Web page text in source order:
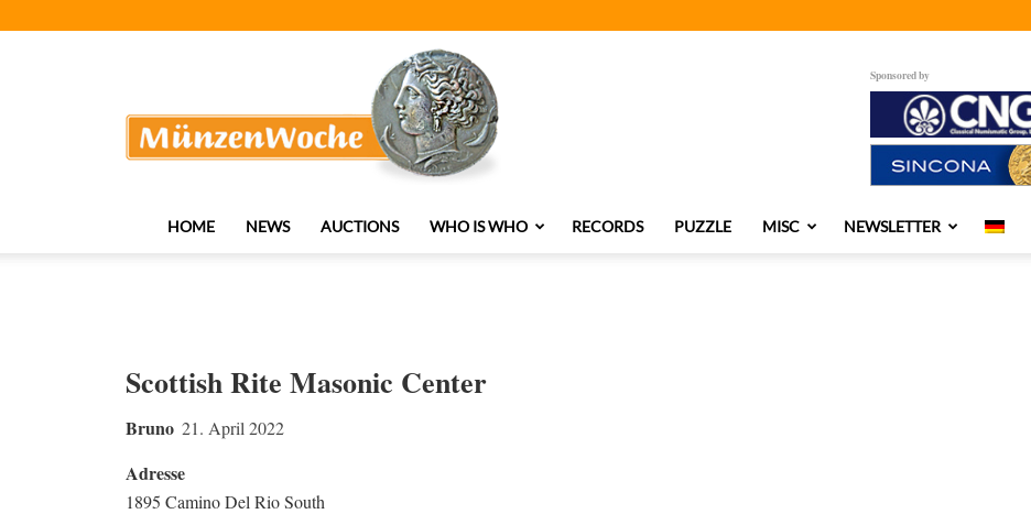
Sponsored by
HOME NEWS AUCTIONS WHO IS WHO RECORDS PUZZLE MISC NEWSLETTER
Scottish Rite Masonic Center
Bruno 21. April 2022
Adresse
1895 Camino Del Rio South